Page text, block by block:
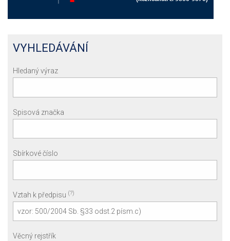
VYHLEDÁVÁNÍ
Hledaný výraz
Spisová značka
Sbírkové číslo
Vztah k předpisu (?)
Věcný rejstřík